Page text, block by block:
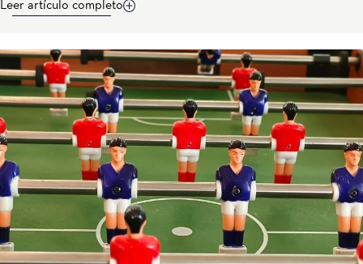
Leer artículo completo